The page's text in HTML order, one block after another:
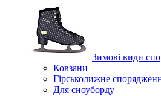
Зимові види
Ковзани
Гірськолижне
Для сноуборду